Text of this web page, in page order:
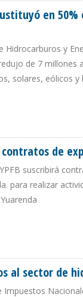
en
Hidrocarburos y
de 7 millones
solares, eólicos y
de
suscribirá
para realizar
al sector de
Impuestos